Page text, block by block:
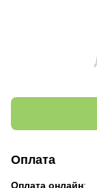
Оплата
Оплата онлайн: